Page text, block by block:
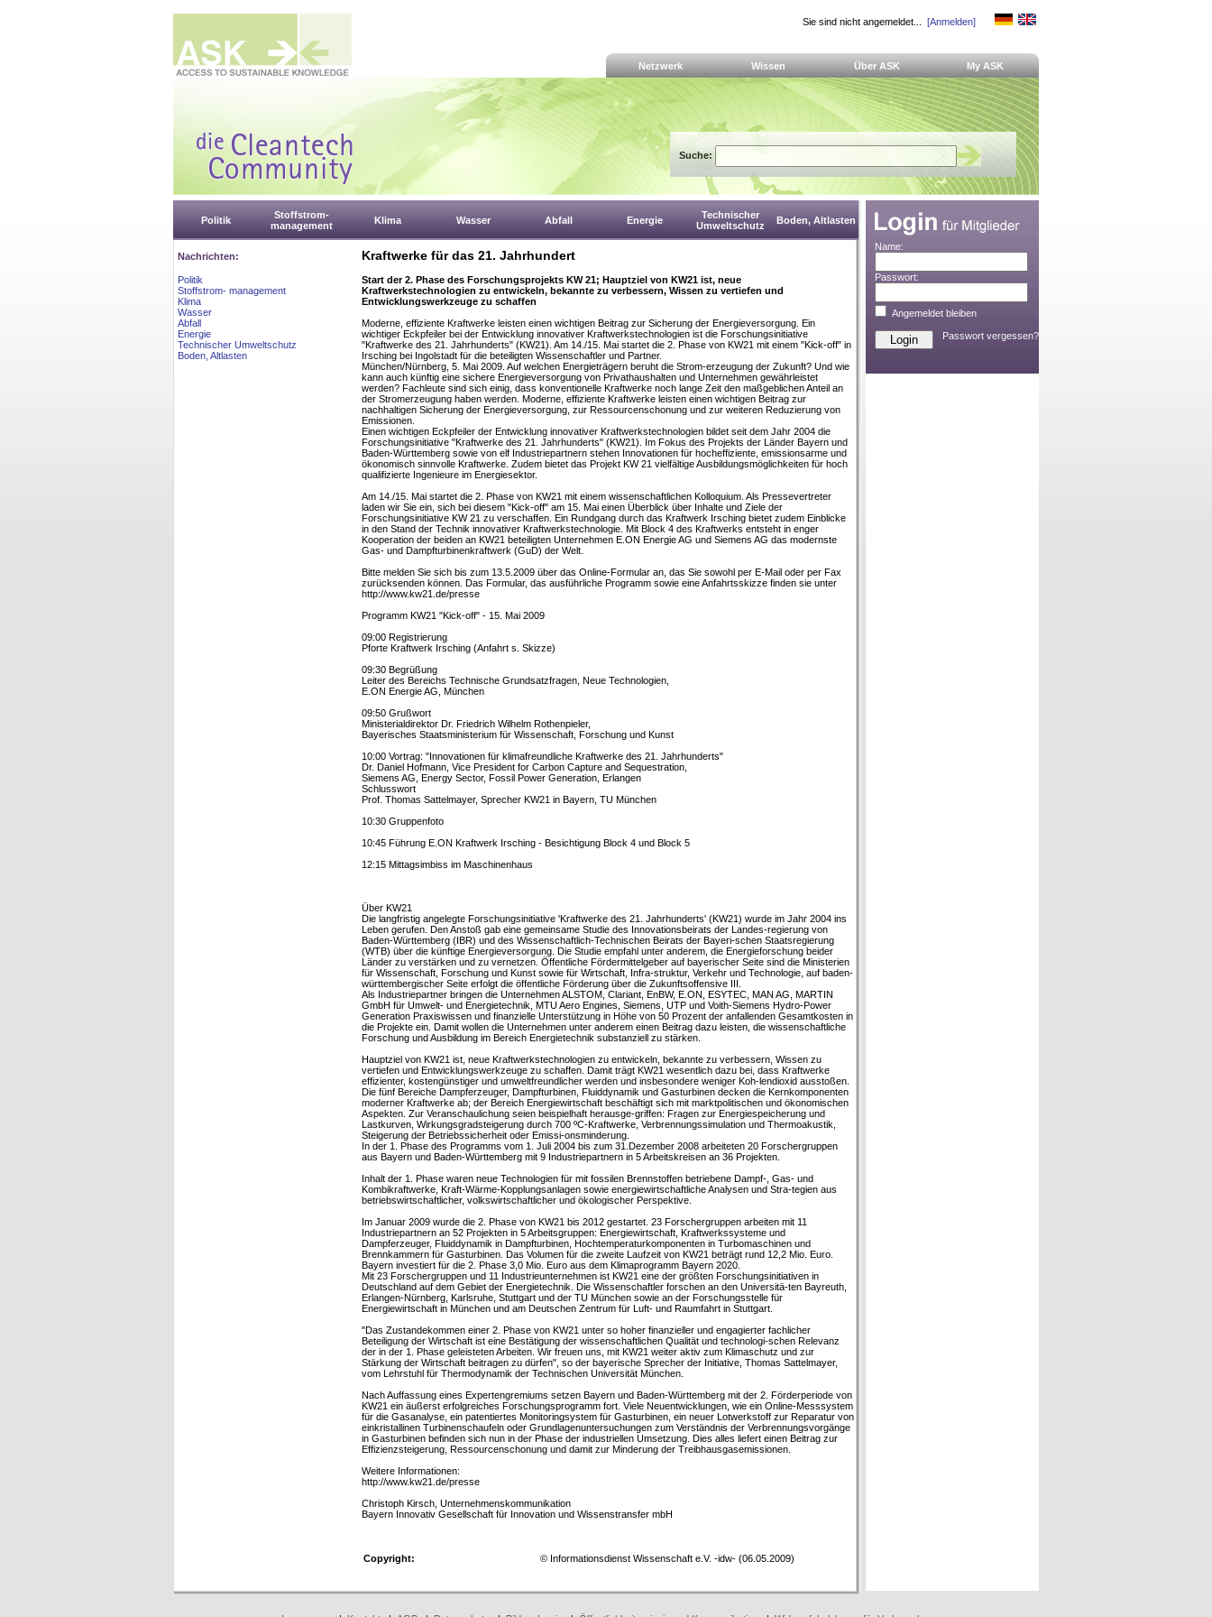
Sie sind nicht angemeldet... [Anmelden]
Netzwerk Wissen Über ASK My ASK
Suche:
Politik
Stoffstrom-
management
Klima Wasser Abfall Energie
Technischer
Umweltschutz
Boden, Altlasten
Nachrichten:
Politik
Stoffstrom- management
Klima
Wasser
Abfall
Energie
Technischer Umweltschutz
Boden, Altlasten
Kraftwerke für das 21. Jahrhundert
Start der 2. Phase des Forschungsprojekts KW 21; Hauptziel von KW21 ist, neue
Kraftwerkstechnologien zu entwickeln, bekannte zu verbessern, Wissen zu vertiefen und
Entwicklungswerkzeuge zu schaffen
Moderne, effiziente Kraftwerke leisten einen wichtigen Beitrag zur Sicherung der Energieversorgung. Ein
wichtiger Eckpfeiler bei der Entwicklung innovativer Kraftwerkstechnologien ist die Forschungsinitiative
"Kraftwerke des 21. Jahrhunderts" (KW21). Am 14./15. Mai startet die 2. Phase von KW21 mit einem "Kick-off" in
Irsching bei Ingolstadt für die beteiligten Wissenschaftler und Partner.
München/Nürnberg, 5. Mai 2009. Auf welchen Energieträgern beruht die Strom-erzeugung der Zukunft? Und wie
kann auch künftig eine sichere Energieversorgung von Privathaushalten und Unternehmen gewährleistet
werden? Fachleute sind sich einig, dass konventionelle Kraftwerke noch lange Zeit den maßgeblichen Anteil an
der Stromerzeugung haben werden. Moderne, effiziente Kraftwerke leisten einen wichtigen Beitrag zur
nachhaltigen Sicherung der Energieversorgung, zur Ressourcenschonung und zur weiteren Reduzierung von
Emissionen.
Einen wichtigen Eckpfeiler der Entwicklung innovativer Kraftwerkstechnologien bildet seit dem Jahr 2004 die
Forschungsinitiative "Kraftwerke des 21. Jahrhunderts" (KW21). Im Fokus des Projekts der Länder Bayern und
Baden-Württemberg sowie von elf Industriepartnern stehen Innovationen für hocheffiziente, emissionsarme und
ökonomisch sinnvolle Kraftwerke. Zudem bietet das Projekt KW 21 vielfältige Ausbildungsmöglichkeiten für hoch
qualifizierte Ingenieure im Energiesektor.
Am 14./15. Mai startet die 2. Phase von KW21 mit einem wissenschaftlichen Kolloquium. Als Pressevertreter
laden wir Sie ein, sich bei diesem "Kick-off" am 15. Mai einen Überblick über Inhalte und Ziele der
Forschungsinitiative KW 21 zu verschaffen. Ein Rundgang durch das Kraftwerk Irsching bietet zudem Einblicke
in den Stand der Technik innovativer Kraftwerkstechnologie. Mit Block 4 des Kraftwerks entsteht in enger
Kooperation der beiden an KW21 beteiligten Unternehmen E.ON Energie AG und Siemens AG das modernste
Gas- und Dampfturbinenkraftwerk (GuD) der Welt.
Bitte melden Sie sich bis zum 13.5.2009 über das Online-Formular an, das Sie sowohl per E-Mail oder per Fax
zurücksenden können. Das Formular, das ausführliche Programm sowie eine Anfahrtsskizze finden sie unter
http://www.kw21.de/presse
Programm KW21 "Kick-off" - 15. Mai 2009
09:00 Registrierung
Pforte Kraftwerk Irsching (Anfahrt s. Skizze)
09:30 Begrüßung
Leiter des Bereichs Technische Grundsatzfragen, Neue Technologien,
E.ON Energie AG, München
09:50 Grußwort
Ministerialdirektor Dr. Friedrich Wilhelm Rothenpieler,
Bayerisches Staatsministerium für Wissenschaft, Forschung und Kunst
10:00 Vortrag: "Innovationen für klimafreundliche Kraftwerke des 21. Jahrhunderts"
Dr. Daniel Hofmann, Vice President for Carbon Capture and Sequestration,
Siemens AG, Energy Sector, Fossil Power Generation, Erlangen
Schlusswort
Prof. Thomas Sattelmayer, Sprecher KW21 in Bayern, TU München
10:30 Gruppenfoto
10:45 Führung E.ON Kraftwerk Irsching - Besichtigung Block 4 und Block 5
12:15 Mittagsimbiss im Maschinenhaus
Über KW21
Die langfristig angelegte Forschungsinitiative 'Kraftwerke des 21. Jahrhunderts' (KW21) wurde im Jahr 2004 ins
Leben gerufen. Den Anstoß gab eine gemeinsame Studie des Innovationsbeirats der Landes-regierung von
Baden-Württemberg (IBR) und des Wissenschaftlich-Technischen Beirats der Bayeri-schen Staatsregierung
(WTB) über die künftige Energieversorgung. Die Studie empfahl unter anderem, die Energieforschung beider
Länder zu verstärken und zu vernetzen. Öffentliche Fördermittelgeber auf bayerischer Seite sind die Ministerien
für Wissenschaft, Forschung und Kunst sowie für Wirtschaft, Infra-struktur, Verkehr und Technologie, auf baden-
württembergischer Seite erfolgt die öffentliche Förderung über die Zukunftsoffensive III.
Als Industriepartner bringen die Unternehmen ALSTOM, Clariant, EnBW, E.ON, ESYTEC, MAN AG, MARTIN
GmbH für Umwelt- und Energietechnik, MTU Aero Engines, Siemens, UTP und Voith-Siemens Hydro-Power
Generation Praxiswissen und finanzielle Unterstützung in Höhe von 50 Prozent der anfallenden Gesamtkosten in
die Projekte ein. Damit wollen die Unternehmen unter anderem einen Beitrag dazu leisten, die wissenschaftliche
Forschung und Ausbildung im Bereich Energietechnik substanziell zu stärken.
Hauptziel von KW21 ist, neue Kraftwerkstechnologien zu entwickeln, bekannte zu verbessern, Wissen zu
vertiefen und Entwicklungswerkzeuge zu schaffen. Damit trägt KW21 wesentlich dazu bei, dass Kraftwerke
effizienter, kostengünstiger und umweltfreundlicher werden und insbesondere weniger Koh-lendioxid ausstoßen.
Die fünf Bereiche Dampferzeuger, Dampfturbinen, Fluiddynamik und Gasturbinen decken die Kernkomponenten
moderner Kraftwerke ab; der Bereich Energiewirtschaft beschäftigt sich mit marktpolitischen und ökonomischen
Aspekten. Zur Veranschaulichung seien beispielhaft herausge-griffen: Fragen zur Energiespeicherung und
Lastkurven, Wirkungsgradsteigerung durch 700 ºC-Kraftwerke, Verbrennungssimulation und Thermoakustik,
Steigerung der Betriebssicherheit oder Emissi-onsminderung.
In der 1. Phase des Programms vom 1. Juli 2004 bis zum 31.Dezember 2008 arbeiteten 20 Forschergruppen
aus Bayern und Baden-Württemberg mit 9 Industriepartnern in 5 Arbeitskreisen an 36 Projekten.
Inhalt der 1. Phase waren neue Technologien für mit fossilen Brennstoffen betriebene Dampf-, Gas- und
Kombikraftwerke, Kraft-Wärme-Kopplungsanlagen sowie energiewirtschaftliche Analysen und Stra-tegien aus
betriebswirtschaftlicher, volkswirtschaftlicher und ökologischer Perspektive.
Im Januar 2009 wurde die 2. Phase von KW21 bis 2012 gestartet. 23 Forschergruppen arbeiten mit 11
Industriepartnern an 52 Projekten in 5 Arbeitsgruppen: Energiewirtschaft, Kraftwerkssysteme und
Dampferzeuger, Fluiddynamik in Dampfturbinen, Hochtemperaturkomponenten in Turbomaschinen und
Brennkammern für Gasturbinen. Das Volumen für die zweite Laufzeit von KW21 beträgt rund 12,2 Mio. Euro.
Bayern investiert für die 2. Phase 3,0 Mio. Euro aus dem Klimaprogramm Bayern 2020.
Mit 23 Forschergruppen und 11 Industrieunternehmen ist KW21 eine der größten Forschungsinitiativen in
Deutschland auf dem Gebiet der Energietechnik. Die Wissenschaftler forschen an den Universitä-ten Bayreuth,
Erlangen-Nürnberg, Karlsruhe, Stuttgart und der TU München sowie an der Forschungsstelle für
Energiewirtschaft in München und am Deutschen Zentrum für Luft- und Raumfahrt in Stuttgart.
"Das Zustandekommen einer 2. Phase von KW21 unter so hoher finanzieller und engagierter fachlicher
Beteiligung der Wirtschaft ist eine Bestätigung der wissenschaftlichen Qualität und technologi-schen Relevanz
der in der 1. Phase geleisteten Arbeiten. Wir freuen uns, mit KW21 weiter aktiv zum Klimaschutz und zur
Stärkung der Wirtschaft beitragen zu dürfen", so der bayerische Sprecher der Initiative, Thomas Sattelmayer,
vom Lehrstuhl für Thermodynamik der Technischen Universität München.
Nach Auffassung eines Expertengremiums setzen Bayern und Baden-Württemberg mit der 2. Förderperiode von
KW21 ein äußerst erfolgreiches Forschungsprogramm fort. Viele Neuentwicklungen, wie ein Online-Messsystem
für die Gasanalyse, ein patentiertes Monitoringsystem für Gasturbinen, ein neuer Lotwerkstoff zur Reparatur von
einkristallinen Turbinenschaufeln oder Grundlagenuntersuchungen zum Verständnis der Verbrennungsvorgänge
in Gasturbinen befinden sich nun in der Phase der industriellen Umsetzung. Dies alles liefert einen Beitrag zur
Effizienzsteigerung, Ressourcenschonung und damit zur Minderung der Treibhausgasemissionen.
Weitere Informationen:
http://www.kw21.de/presse
Christoph Kirsch, Unternehmenskommunikation
Bayern Innovativ Gesellschaft für Innovation und Wissenstransfer mbH
Copyright: © Informationsdienst Wissenschaft e.V. -idw- (06.05.2009)
Name:
Passwort:
Angemeldet bleiben
Passwort vergessen?